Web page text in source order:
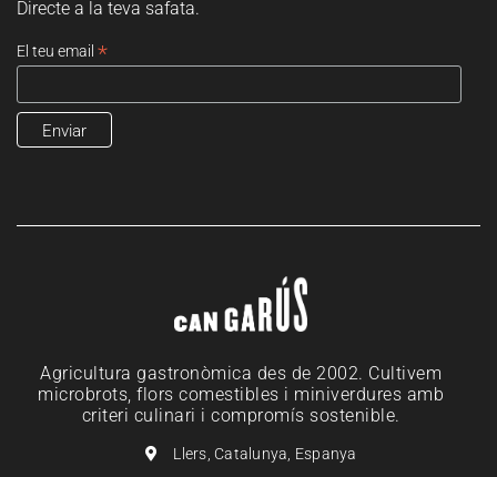
Directe a la teva safata.
El teu email *
Agricultura gastronòmica des de 2002. Cultivem
microbrots, flors comestibles i miniverdures amb
criteri culinari i compromís sostenible.
Llers, Catalunya, Espanya